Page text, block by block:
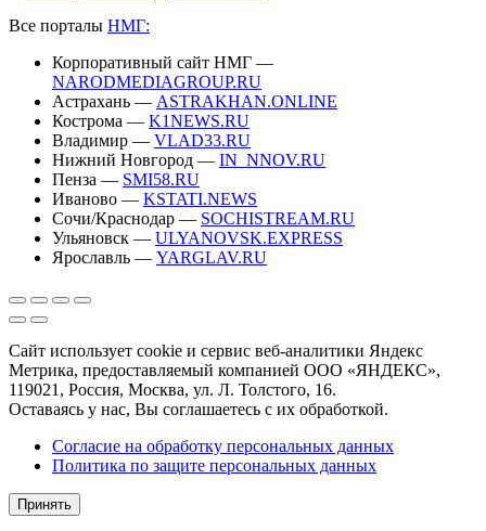
Все порталы НМГ:
Корпоративный сайт НМГ —
NARODMEDIAGROUP.RU
Астрахань — ASTRAKHAN.ONLINE
Кострома — K1NEWS.RU
Владимир — VLAD33.RU
Нижний Новгород — IN_NNOV.RU
Пенза — SMI58.RU
Иваново — KSTATI.NEWS
Сочи/Краснодар — SOCHISTREAM.RU
Ульяновск — ULYANOVSK.EXPRESS
Ярославль — YARGLAV.RU
Сайт использует cookie и сервис веб-аналитики Яндекс
Метрика, предоставляемый компанией ООО «ЯНДЕКС»,
119021, Россия, Москва, ул. Л. Толстого, 16.
Оставаясь у нас, Вы соглашаетесь с их обработкой.
Согласие на обработку персональных данных
Политика по защите персональных данных
Принять